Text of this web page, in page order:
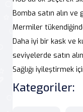
Bomba satın alın ve
Mermiler
Daha iyi bir kask ve
seviyelerde satın
Sağlığı iyileştirmek
Kategoriler: